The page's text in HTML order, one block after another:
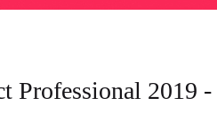
Professional 2019 -